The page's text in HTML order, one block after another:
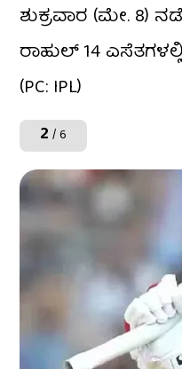
ಶುಕ್ರವಾರ (ಮೇ. 8)
ರಾಹುಲ್ 14
(PC: IPL)
2 / 6